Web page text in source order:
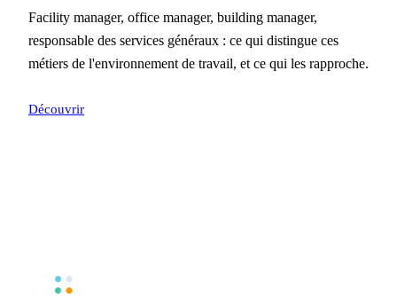
Facility manager, office manager, building manager,
responsable des services généraux : ce qui distingue ces
métiers de l'environnement de travail, et ce qui les rapproche.
Découvrir